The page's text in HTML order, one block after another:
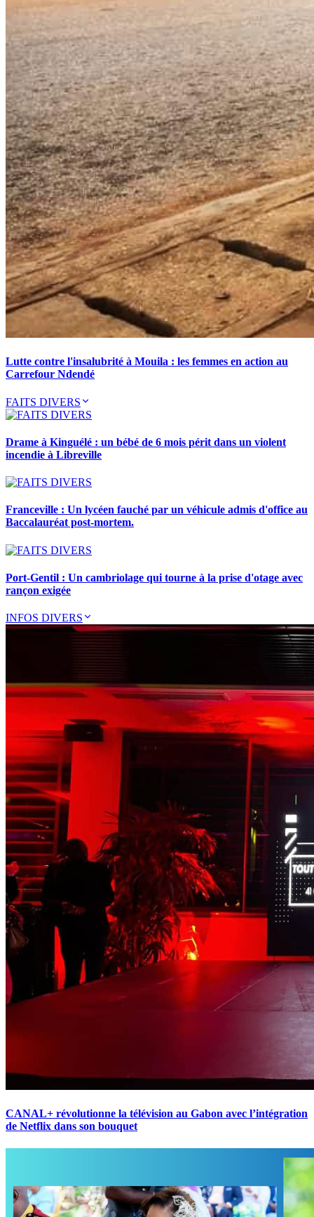
Lutte contre l'insalubrité à Mouila : les femmes en action au
Carrefour Ndendé
FAITS DIVERS
Drame à Kinguélé : un bébé de 6 mois périt dans un violent
incendie à Libreville
Franceville : Un lycéen fauché par un véhicule admis d'office au
Baccalauréat post-mortem.
Port-Gentil : Un cambriolage qui tourne à la prise d'otage avec
rançon exigée
INFOS DIVERS
CANAL+ révolutionne la télévision au Gabon avec l’intégration
de Netflix dans son bouquet